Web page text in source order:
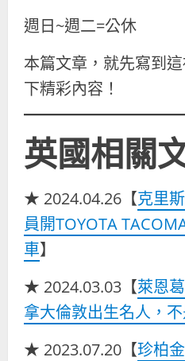
週日~週二=公休
本篇文章，就先寫到
下精彩內容！
英國相關
★ 2024.04.26【克里
員開TOYOTA
車】
★ 2024.03.03【萊恩
拿大倫敦出生名人，
★ 2023.07.20【珍柏